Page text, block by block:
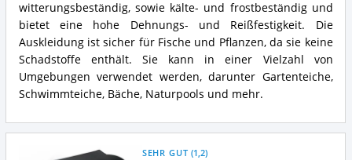
witterungsbeständig, sowie kälte- und frostbeständig und
bietet eine hohe Dehnungs- und Reißfestigkeit. Die
Auskleidung ist sicher für Fische und Pflanzen, da sie keine
Schadstoffe enthält. Sie kann in einer Vielzahl von
Umgebungen verwendet werden, darunter Gartenteiche,
Schwimmteiche, Bäche, Naturpools und mehr.
SEHR GUT (1,2)